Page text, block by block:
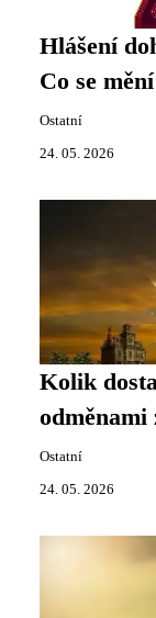
Hlášení
Co se
Ostatní
24. 05. 2026
Kolik
odměnami
Ostatní
24. 05. 2026